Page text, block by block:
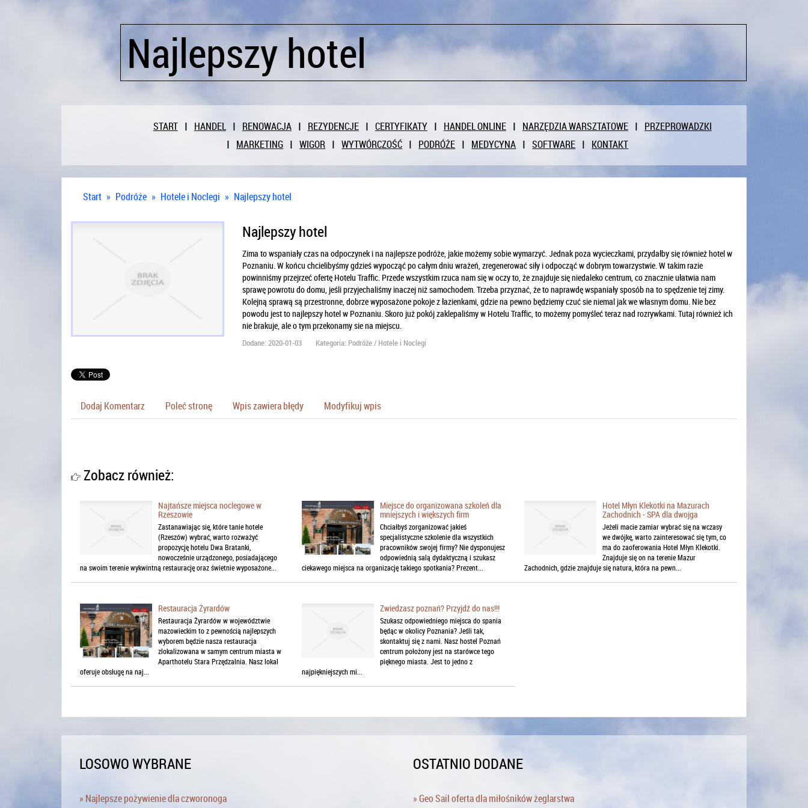
Najlepszy hotel
START HANDEL RENOWACJA REZYDENCJE CERTYFIKATY HANDEL ONLINE NARZĘDZIA WARSZTATOWE
PRZEPROWADZKI
MARKETING
WIGOR WYTWÓRCZOŚĆ PODRÓŻE MEDYCYNA SOFTWARE KONTAKT
Start » Podróże » Hotele i Noclegi » Najlepszy hotel
Najlepszy hotel
Zima to wspaniały czas na odpoczynek i na najlepsze podróże, jakie możemy sobie wymarzyć. Jednak poza wycieczkami, przydałby się również hotel w
Poznaniu. W końcu chcielibyśmy gdzieś wypocząć po całym dniu wrażeń, zregenerować siły i odpocząć w dobrym towarzystwie. W takim razie
powinniśmy przejrzeć ofertę Hotelu Traffic. Przede wszystkim rzuca nam się w oczy to, że znajduje się niedaleko centrum, co znacznie ułatwia nam
sprawę powrotu do domu, jeśli przyjechaliśmy inaczej niż samochodem. Trzeba przyznać, że to naprawdę wspaniały sposób na to spędzenie tej zimy.
Kolejną sprawą są przestronne, dobrze wyposażone pokoje z łazienkami, gdzie na pewno będziemy czuć sie niemal jak we własnym domu. Nie bez
powodu jest to najlepszy hotel w Poznaniu. Skoro już pokój zaklepaliśmy w Hotelu Traffic, to możemy pomyśleć teraz nad rozrywkami. Tutaj również ich
nie brakuje, ale o tym przekonamy sie na miejscu.
Dodane: 2020-01-03 Kategoria: Podróże / Hotele i Noclegi
Dodaj Komentarz Poleć stronę Wpis zawiera błędy Modyfikuj wpis
Zobacz również:
Najtańsze miejsca noclegowe w
Rzeszowie
Zastanawiając się, które tanie hotele
(Rzeszów) wybrać, warto rozważyć
propozycję hotelu Dwa Bratanki,
nowocześnie urządzonego, posiadającego
na swoim terenie wykwintną restaurację oraz świetnie wyposażone...
Miejsce do organizowana szkoleń dla
mniejszych i większych firm
Chciałbyś zorganizować jakieś
specjalistyczne szkolenie dla wszystkich
pracowników swojej firmy? Nie dysponujesz
odpowiednią salą dydaktyczną i szukasz
ciekawego miejsca na organizację takiego spotkania? Prezent...
Hotel Młyn Klekotki na Mazurach
Zachodnich - SPA dla dwojga
Jeżeli macie zamiar wybrać się na wczasy
we dwójkę, warto zainteresować się tym, co
ma do zaoferowania Hotel Młyn Klekotki.
Znajduje się on na terenie Mazur
Zachodnich, gdzie znajduje się natura, która na pewn...
Restauracja Żyrardów
Restauracja Żyrardów w województwie
mazowieckim to z pewnością najlepszych
wyborem będzie nasza restauracja
zlokalizowana w samym centrum miasta w
Aparthotelu Stara Przędzalnia. Nasz lokal
oferuje obsługę na naj...
Zwiedzasz poznań? Przyjdź do nas!!!
Szukasz odpowiedniego miejsca do spania
będąc w okolicy Poznania? Jeśli tak,
skontaktuj się z nami. Nasz hostel Poznań
centrum położony jest na starówce tego
pięknego miasta. Jest to jedno z
najpiękniejszych mi...
LOSOWO WYBRANE
» Najlepsze pożywienie dla czworonoga
OSTATNIO DODANE
» Geo Sail oferta dla miłośników żeglarstwa